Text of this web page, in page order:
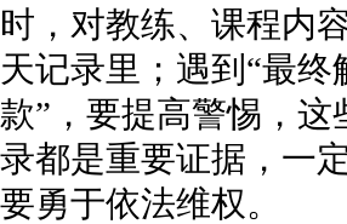
时，对教练、课程内
天记录里；遇到“最终
款”，要提高警惕，
录都是重要证据，一
要勇于依法维权。